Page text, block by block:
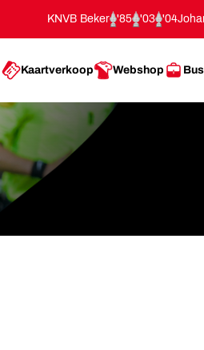
KNVB Beker '85 '03 '04
Kaartverkoop Webshop